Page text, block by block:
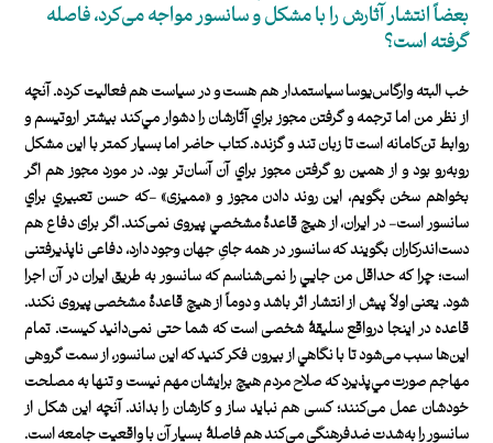
بعضاً انتشار آثارش را با مشكل و سانسور مواجه می‌كرد، فاصله
گرفته است؟
خب البته وارگاس‌يوسا سياستمدار هم هست و در سياست هم فعاليت كرده. آنچه
از نظر من اما ترجمه و گرفتن مجوز براي آثارشان را دشوار مي‌كند بیشتر اروتيسم و
روابط تن‌كامانه است تا زبان تند و گزنده. كتاب حاضر اما بسيار كمتر با اين مشكل
روبه‌رو بود و از همين رو گرفتن مجوز براي آن آسان‌تر بود. در مورد مجوز هم اگر
بخواهم سخن بگويم، اين روند دادن مجوز و «مميزی» -كه حسن تعبيري براي
سانسور است- در ايران، از هيچ قاعدۀ مشخصي پيروی نمی‌كند. اگر برای دفاع هم
دست‌اندركاران بگويند كه سانسور در همه ‌جایِ جهان وجود دارد، دفاعی ناپذيرفتنی
است؛ چرا كه حداقل من جايي را نمی‌شناسم كه سانسور به طريق ايران در آن اجرا
شود. يعنی اولاً پيش از انتشار اثر باشد و دوماً از هيچ قاعدۀ مشخصی پيروی نكند.
قاعده در اينجا درواقع سليقۀ شخصی است كه شما حتی نمی‌دانيد كيست. تمام
اين‌ها سبب می‌شود تا با نگاهي از بيرون فكر كنيد كه اين سانسور، از سمت گروهی
مهاجم صورت مي‌پذيرد كه صلاح مردم هيچ برايشان مهم نيست و تنها به مصلحت
خودشان عمل می‌كنند؛ كسی هم نبايد ساز و كارشان را بداند. آنچه اين شكل از
سانسور را به‌شدت ضدفرهنگی می‌كند هم فاصلۀ بسيار آن با واقعيت جامعه است.